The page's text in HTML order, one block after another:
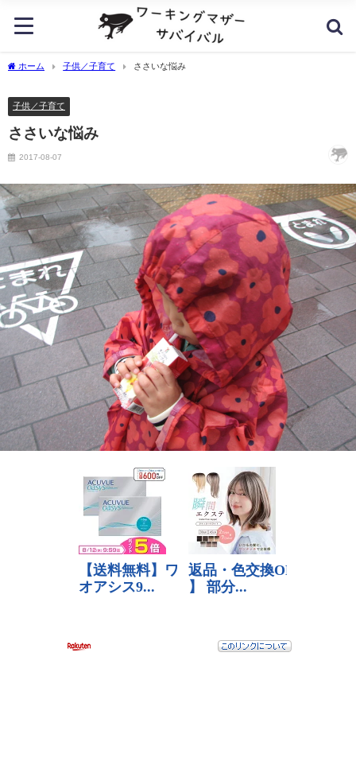
ホーム 子供／子育て ささいな悩み
子供／子育て
ささいな悩み
2017-08-07